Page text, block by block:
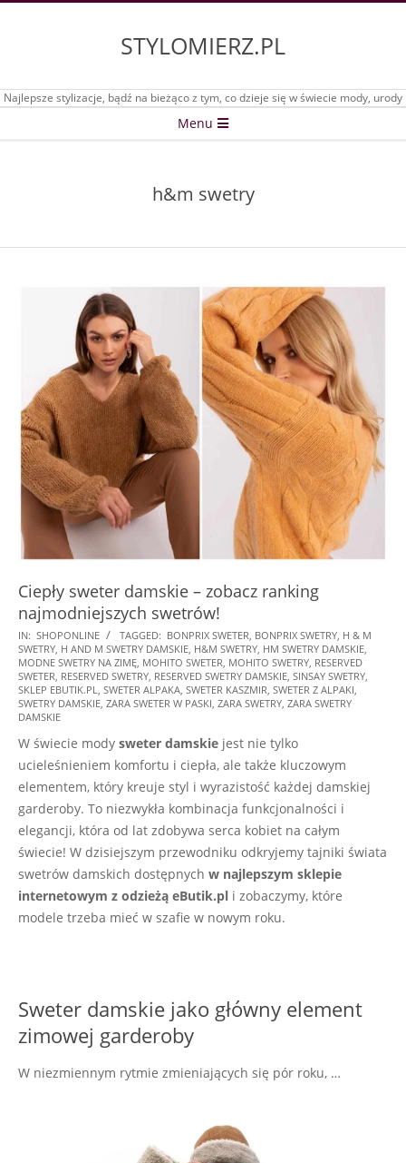
STYLOMIERZ.PL
Najlepsze stylizacje, bądź na bieżąco z tym, co dzieje się w świecie mody, urody
Menu
h&m swetry
Ciepły sweter damskie – zobacz ranking
najmodniejszych swetrów!
2025-
10-
17
IN: SHOPONLINE TAGGED: BONPRIX SWETER, BONPRIX SWETRY, H & M
SWETRY, H AND M SWETRY DAMSKIE, H&M SWETRY, HM SWETRY DAMSKIE,
MODNE SWETRY NA ZIMĘ, MOHITO SWETER, MOHITO SWETRY, RESERVED
SWETER, RESERVED SWETRY, RESERVED SWETRY DAMSKIE, SINSAY SWETRY,
SKLEP EBUTIK.PL, SWETER ALPAKA, SWETER KASZMIR, SWETER Z ALPAKI,
SWETRY DAMSKIE, ZARA SWETER W PASKI, ZARA SWETRY, ZARA SWETRY
DAMSKIE
W świecie mody sweter damskie jest nie tylko
ucieleśnieniem komfortu i ciepła, ale także kluczowym
elementem, który kreuje styl i wyrazistość każdej damskiej
garderoby. To niezwykła kombinacja funkcjonalności i
elegancji, która od lat zdobywa serca kobiet na całym
świecie! W dzisiejszym przewodniku odkryjemy tajniki świata
swetrów damskich dostępnych w najlepszym sklepie
internetowym z odzieżą eButik.pl i zobaczymy, które
modele trzeba mieć w szafie w nowym roku.
Sweter damskie jako główny element
zimowej garderoby
W niezmiennym rytmie zmieniających się pór roku, …